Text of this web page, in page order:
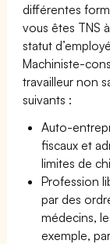
différentes
vous êtes TNS
statut
Machiniste-
travailleur non
suivants :
Auto-
fiscaux et
limites de
Profession
par des
médecins,
exemple,